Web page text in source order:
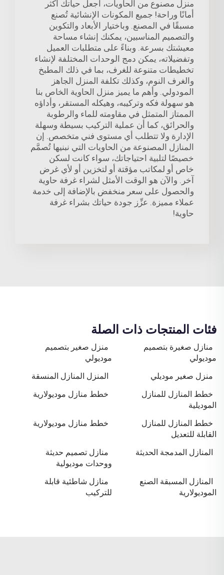
منزل مصنوع من الحاويات، اجعل حياتك أكثر
أمانًا وراحة! جميع المكونات الإنشائية تُصنع
مسبقًا في المصنع. وباختيار الأبعاد والتكوين
والتصميم المناسبين، يمكنك إنشاء مساحة
معيشتك بسرعة. وبناءً على متطلبات العميل
وتفضيلاته، يمكن دمج الوحدات المختلفة لإنشاء
تخطيطات متنوعة للغرف، بما في ذلك المطبخ
والغرف النوم، وكذلك تكلفة المنزل الجاهز
المودولي. وأهم ما يميز منزل الحاوية الخاص بنا
هو سهولة فكه وتركيبه، وهيكله المستقر، وأداؤه
الممتاز المتمثل في مقاومته للماء والرطوبة
والحرائق، كما أن عملية التركيب بسيطة وسهلة
الإدارة ولا تتطلب أي مستوى فني متخصص. إن
المنازل المصنوعة من الحاويات التي نبنيها تُصمَّم
خصيصًا لتلبية احتياجاتك، سواء كانت لسكن
خاص أو لمكاتب مؤقتة أو لتخزين أو لأي غرض
آخر. والآن هو الوقت الأمثل لشراء غرفة حاوية
والحصول على سعر منخفض بالإضافة إلى خدمة
عملاء مميزة. عزِّز جودة حياتك بشراء غرفة
حاوية!
فئات المنتجات ذات الصلة
منازل صغيرة بتصميم
موديولي
منزل صغير بتصميم
موديولي
منزل صغير موديلي
المنزل المنازل المنسقة
خطط المنازل للمنازل
الموديلية
خطط منازل موديولارية
خطط المنازل للمنازل
القابلة للتعديل
خطط منازل موديولارية
المنازل المدمجة الحديثة
منازل تصميم حديثة
ووحدات موديولية
المنازل المسبقة الصنع
الموديولارية
منازل شاطئية قابلة
للتركيب